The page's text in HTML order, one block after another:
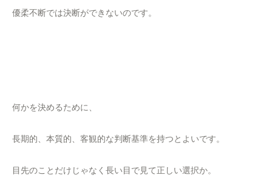
優柔不断では決断ができないのです。
何かを決めるために、
長期的、本質的、客観的な判断基準を持つとよいです。
目先のことだけじゃなく長い目で見て正しい選択か。